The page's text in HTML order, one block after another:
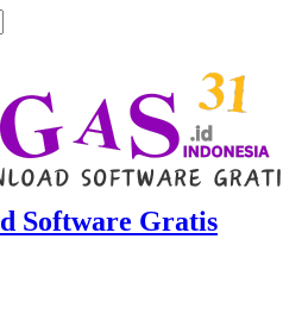
Software Gratis